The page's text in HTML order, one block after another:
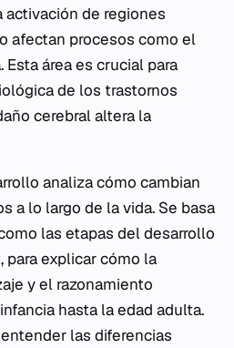
de regiones
afectan procesos como el
área es crucial para
de los trastornos
cerebral altera la
analiza cómo cambian
a lo largo de la vida. Se basa
las etapas del desarrollo
para explicar cómo la
y el razonamiento
hasta la edad adulta.
las diferencias